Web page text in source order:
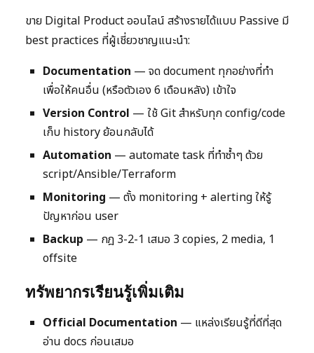
ขาย Digital Product ออนไลน์ สร้างรายได้แบบ Passive มี
best practices ที่ผู้เชี่ยวชาญแนะนำ:
Documentation — จด document ทุกอย่างที่ทำ
เพื่อให้คนอื่น (หรือตัวเอง 6 เดือนหลัง) เข้าใจ
Version Control — ใช้ Git สำหรับทุก config/code
เก็บ history ย้อนกลับได้
Automation — automate task ที่ทำซ้ำๆ ด้วย
script/Ansible/Terraform
Monitoring — ตั้ง monitoring + alerting ให้รู้
ปัญหาก่อน user
Backup — กฎ 3-2-1 เสมอ 3 copies, 2 media, 1
offsite
ทรัพยากรเรียนรู้เพิ่มเติม
Official Documentation — แหล่งเรียนรู้ที่ดีที่สุด
อ่าน docs ก่อนเสมอ